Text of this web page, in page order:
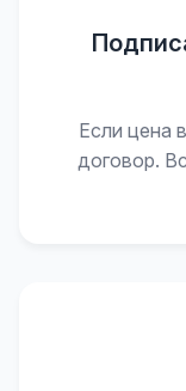
Если цена
договор.